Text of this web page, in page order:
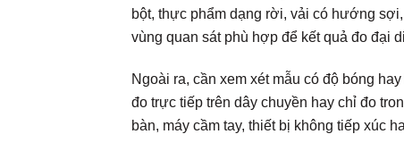
bột, thực phẩm dạng rời, vải có hướng
vùng quan sát phù hợp để kết quả đo đại
Ngoài ra, cần xem xét mẫu có độ bóng
đo trực tiếp trên dây chuyền hay chỉ đo
bàn, máy cầm tay, thiết bị không tiếp xúc